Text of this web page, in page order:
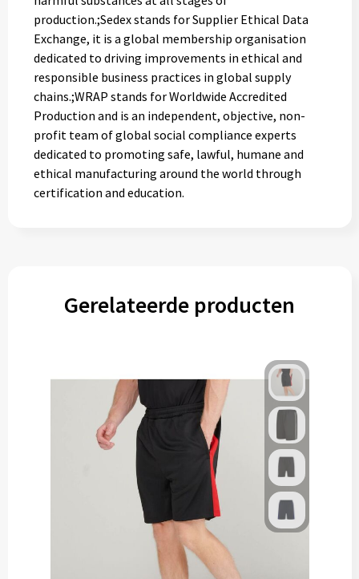
production.;Sedex stands for Supplier Ethical Data
Exchange, it is a global membership organisation
dedicated to driving improvements in ethical and
responsible business practices in global supply
chains.;WRAP stands for Worldwide Accredited
Production and is an independent, objective, non-
profit team of global social compliance experts
dedicated to promoting safe, lawful, humane and
ethical manufacturing around the world through
certification and education.
Gerelateerde producten